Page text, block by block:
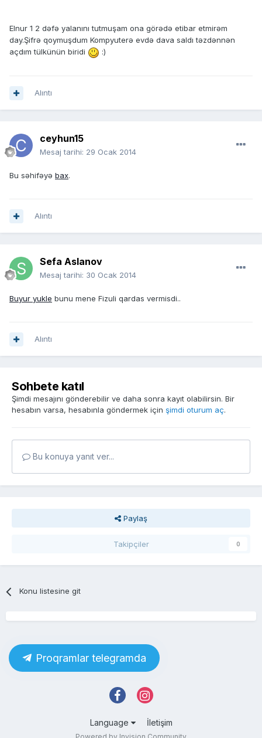
Elnur 1 2 dəfə yalanını tutmuşam ona görədə etibar etmirəm
day.Şifrə qoymuşdum Kompyuterə evdə dava saldı təzdənnən
açdım tülkünün biridi
:)
Alıntı
ceyhun15
Mesaj tarihi: 29 Ocak 2014
Bu səhifəyə bax.
Alıntı
Sefa Aslanov
Mesaj tarihi: 30 Ocak 2014
Buyur yukle bunu mene Fizuli qardas vermisdi..
Alıntı
Sohbete katıl
Şimdi mesajını gönderebilir ve daha sonra kayıt olabilirsin. Bir
hesabın varsa, hesabınla göndermek için şimdi oturum aç.
Bu konuya yanıt ver...
Paylaş
Takipçiler 0
Konu listesine git
Proqramlar telegramda
Language İletişim